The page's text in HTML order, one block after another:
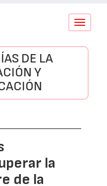
Conmutar
DE LA
Y
la
de la